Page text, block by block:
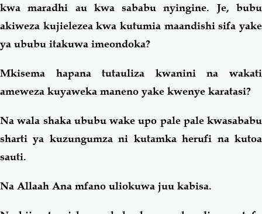
kwa maradhi au kwa sababu nyingine. Je, bubu
akiweza kujielezea kwa kutumia maandishi sifa yake
ya ububu itakuwa imeondoka?
Mkisema hapana tutauliza kwanini na wakati
ameweza kuyaweka maneno yake kwenye karatasi?
Na wala shaka ububu wake upo pale pale kwasababu
sharti ya kuzungumza ni kutamka herufi na kutoa
sauti.
Na Allaah Ana mfano uliokuwa juu kabisa.